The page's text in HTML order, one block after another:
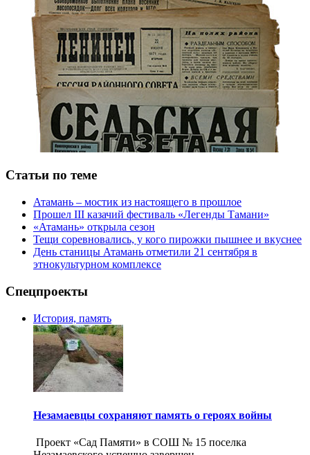
Статьи по теме
Атамань – мостик из настоящего в прошлое
Прошел III казачий фестиваль «Легенды Тамани»
«Атамань» открыла сезон
Тещи соревновались, у кого пирожки пышнее и вкуснее
День станицы Атамань отметили 21 сентября в
этнокультурном комплексе
Спецпроекты
История, память
Незамаевцы сохраняют память о героях войны
Проект «Сад Памяти» в СОШ № 15 поселка